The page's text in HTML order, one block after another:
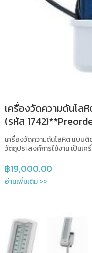
เครื่องวัดความดันโล
(รหัส
เครื่องวัดความดันโลหิต แบบ
วัตถุประสงค์การใช้งาน เป็นเค
฿19,000.00
อ่านเพิ่มเติม >>